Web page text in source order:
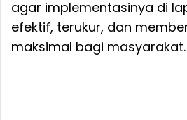
agar implementasinya di
efektif, terukur, dan
maksimal bagi masyarakat.